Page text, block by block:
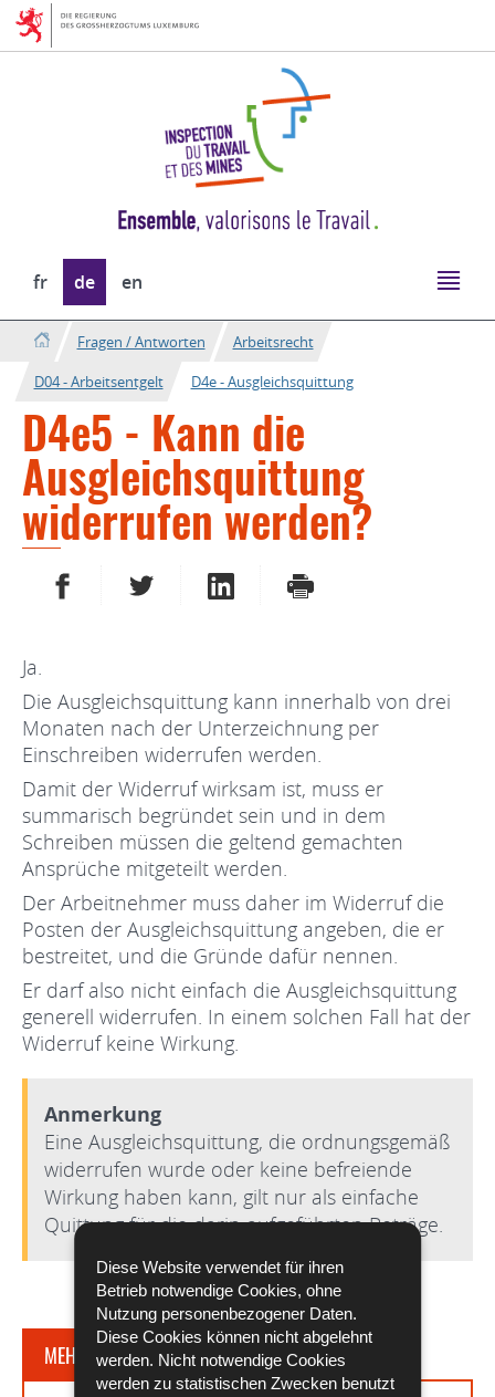
Diese Website verwendet für ihren
Betrieb notwendige Cookies, ohne
Nutzung personenbezogener Daten.
Diese Cookies können nicht abgelehnt
werden. Nicht notwendige Cookies
werden zu statistischen Zwecken benutzt
Zur
Navigation
Zum
Inhalt
Sprache
wechseln
fr de en
Fragen / Antworten
Arbeitsrecht
D04 - Arbeitsentgelt
D4e - Ausgleichsquittung
D4e5 - Kann die
Ausgleichsquittung
widerrufen werden?
AUF FACEBOOK TEILENAUF TWITTER TEILENAUF LINKEDIN TEILEN
DRUCKEN
Ja.
Die Ausgleichsquittung kann innerhalb von drei
Monaten nach der Unterzeichnung per
Einschreiben widerrufen werden.
Damit der Widerruf wirksam ist, muss er
summarisch begründet sein und in dem
Schreiben müssen die geltend gemachten
Ansprüche mitgeteilt werden.
Der Arbeitnehmer muss daher im Widerruf die
Posten der Ausgleichsquittung angeben, die er
bestreitet, und die Gründe dafür nennen.
Er darf also nicht einfach die Ausgleichsquittung
generell widerrufen. In einem solchen Fall hat der
Widerruf keine Wirkung.
Anmerkung
Eine Ausgleichsquittung, die ordnungsgemäß
widerrufen wurde oder keine befreiende
Wirkung haben kann, gilt nur als einfache
Quittung für die darin aufgeführten Beträge.
MEHR DAZU